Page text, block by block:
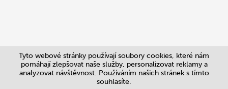
Tyto webové stránky používají soubory cookies, které nám
pomáhají zlepšovat naše služby, personalizovat reklamy a
analyzovat návštěvnost. Používáním našich stránek s tímto
souhlasíte.